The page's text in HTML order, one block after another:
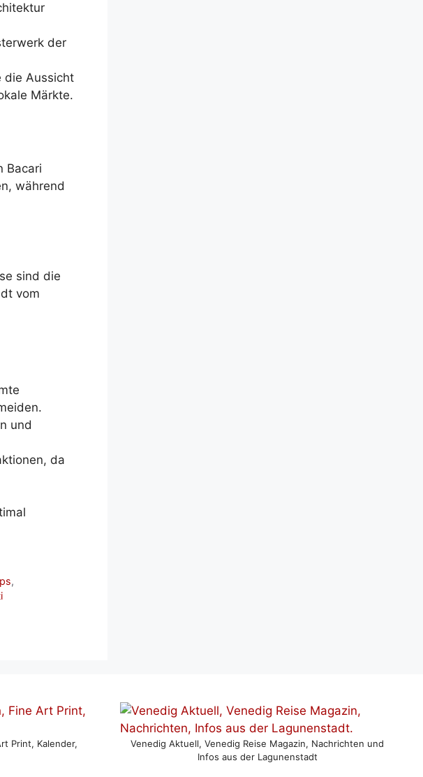
der
die Aussicht
Märkte.
Bacari
während
sind die
vom
und
da
,
Print, Kalender,
Venedig Aktuell, Venedig Reise Magazin, Nachrichten und
Infos aus der Lagunenstadt